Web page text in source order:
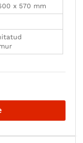
x 570 mm